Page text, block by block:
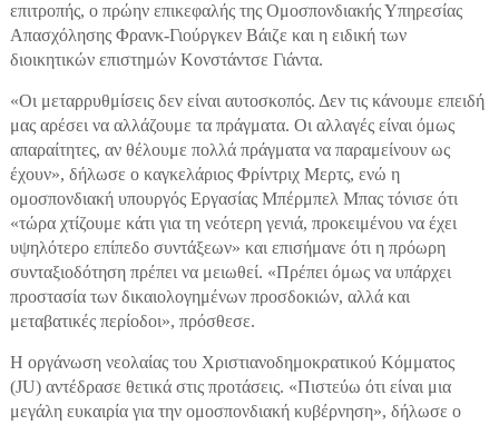
επιτροπής, ο πρώην επικεφαλής της Ομοσπονδιακής Υπηρεσίας
Απασχόλησης Φρανκ-Γιούργκεν Βάιζε και η ειδική των
διοικητικών επιστημών Κονστάντσε Γιάντα.
«Οι μεταρρυθμίσεις δεν είναι αυτοσκοπός. Δεν τις κάνουμε επειδή
μας αρέσει να αλλάζουμε τα πράγματα. Οι αλλαγές είναι όμως
απαραίτητες, αν θέλουμε πολλά πράγματα να παραμείνουν ως
έχουν», δήλωσε ο καγκελάριος Φρίντριχ Μερτς, ενώ η
ομοσπονδιακή υπουργός Εργασίας Μπέρμπελ Μπας τόνισε ότι
«τώρα χτίζουμε κάτι για τη νεότερη γενιά, προκειμένου να έχει
υψηλότερο επίπεδο συντάξεων» και επισήμανε ότι η πρόωρη
συνταξιοδότηση πρέπει να μειωθεί. «Πρέπει όμως να υπάρχει
προστασία των δικαιολογημένων προσδοκιών, αλλά και
μεταβατικές περίοδοι», πρόσθεσε.
Η οργάνωση νεολαίας του Χριστιανοδημοκρατικού Κόμματος
(JU) αντέδρασε θετικά στις προτάσεις. «Πιστεύω ότι είναι μια
μεγάλη ευκαιρία για την ομοσπονδιακή κυβέρνηση», δήλωσε ο